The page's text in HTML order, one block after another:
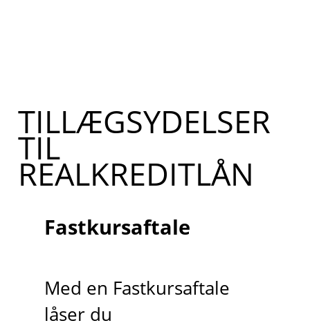
TILLÆGSYDELSER
TIL
REALKREDITLÅN
Fastkursaftale
Med en Fastkursaftale
låser du